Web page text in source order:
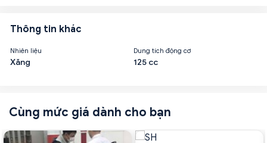
Thông tin khác
Nhiên liệu
Xăng
Dung tích động cơ
125 cc
Cùng mức giá dành cho bạn